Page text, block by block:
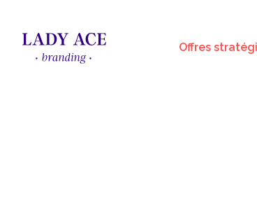
Offres